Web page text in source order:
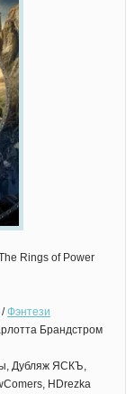
Rings of Power
/Фэнтези
Брандстром
Дубляж ЯСКЪ,
HDrezka